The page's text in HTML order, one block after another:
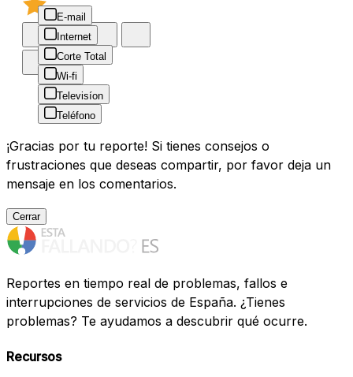
E-mail
Internet
Corte Total
Wi-fi
Televisíon
Teléfono
¡Gracias por tu reporte! Si tienes consejos o
frustraciones que deseas compartir, por favor deja un
mensaje en los comentarios.
Cerrar
Reportes en tiempo real de problemas, fallos e
interrupciones de servicios de España. ¿Tienes
problemas? Te ayudamos a descubrir qué ocurre.
Recursos